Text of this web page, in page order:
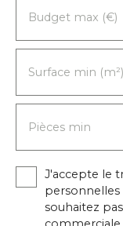
Budget max (€)
Surface min (m²)
Pièces min
J'accepte le
personnelles
souhaitez